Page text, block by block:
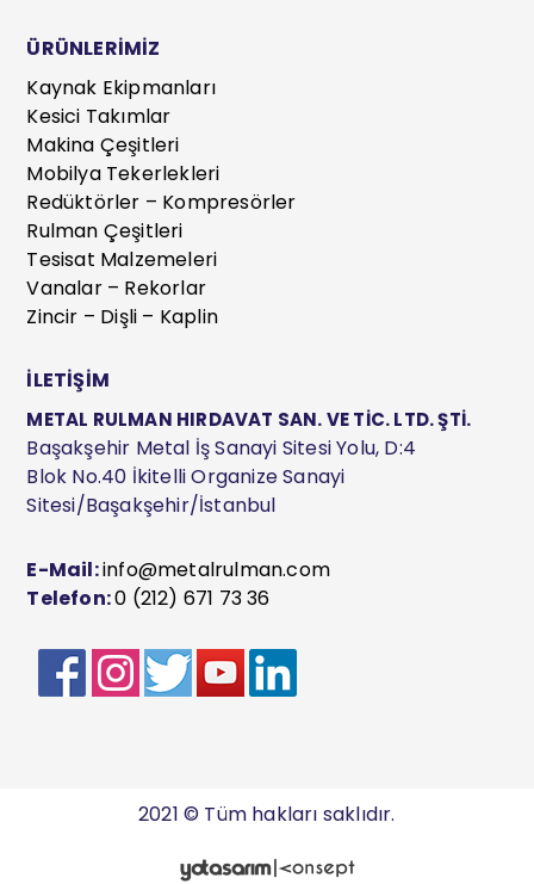
ÜRÜNLERİMİZ
Kaynak Ekipmanları
Kesici Takımlar
Makina Çeşitleri
Mobilya Tekerlekleri
Redüktörler – Kompresörler
Rulman Çeşitleri
Tesisat Malzemeleri
Vanalar – Rekorlar
Zincir – Dişli – Kaplin
İLETİŞİM
METAL RULMAN HIRDAVAT SAN. VE TİC. LTD. ŞTİ.
Başakşehir Metal İş Sanayi Sitesi Yolu, D:4
Blok No.40 İkitelli Organize Sanayi
Sitesi/Başakşehir/İstanbul
E-Mail:info@metalrulman.com
Telefon:0 (212) 671 73 36
2021 © Tüm hakları saklıdır.